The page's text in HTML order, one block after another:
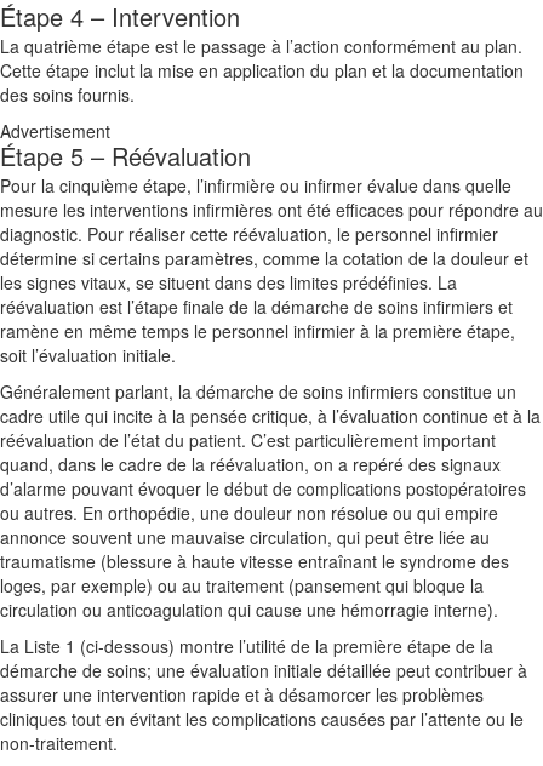
Étape 4 – Intervention
La quatrième étape est le passage à l’action conformément au plan.
Cette étape inclut la mise en application du plan et la documentation
des soins fournis.
Advertisement
Étape 5 – Réévaluation
Pour la cinquième étape, l’infirmière ou infirmer évalue dans quelle
mesure les interventions infirmières ont été efficaces pour répondre au
diagnostic. Pour réaliser cette réévaluation, le personnel infirmier
détermine si certains paramètres, comme la cotation de la douleur et
les signes vitaux, se situent dans des limites prédéfinies. La
réévaluation est l’étape finale de la démarche de soins infirmiers et
ramène en même temps le personnel infirmier à la première étape,
soit l’évaluation initiale.
Généralement parlant, la démarche de soins infirmiers constitue un
cadre utile qui incite à la pensée critique, à l’évaluation continue et à la
réévaluation de l’état du patient. C’est particulièrement important
quand, dans le cadre de la réévaluation, on a repéré des signaux
d’alarme pouvant évoquer le début de complications postopératoires
ou autres. En orthopédie, une douleur non résolue ou qui empire
annonce souvent une mauvaise circulation, qui peut être liée au
traumatisme (blessure à haute vitesse entraînant le syndrome des
loges, par exemple) ou au traitement (pansement qui bloque la
circulation ou anticoagulation qui cause une hémorragie interne).
La Liste 1 (ci-dessous) montre l’utilité de la première étape de la
démarche de soins; une évaluation initiale détaillée peut contribuer à
assurer une intervention rapide et à désamorcer les problèmes
cliniques tout en évitant les complications causées par l’attente ou le
non-traitement.